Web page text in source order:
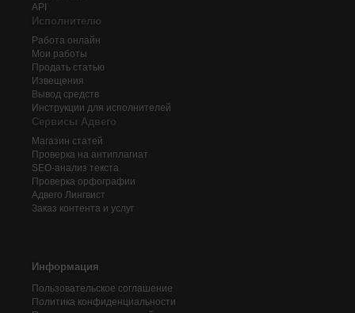
API
Исполнителю
Работа онлайн
Мои работы
Продать статью
Извещения
Вывод средств
Инструкции для исполнителей
Сервисы Адвего
Магазин статей
Проверка на антиплагиат
SEO-анализ текста
Проверка орфографии
Адвего Лингвист
Заказ контента и услуг
Информация
Пользовательское соглашение
Политика конфиденциальности